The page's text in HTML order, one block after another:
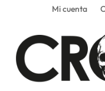
Mi cuenta